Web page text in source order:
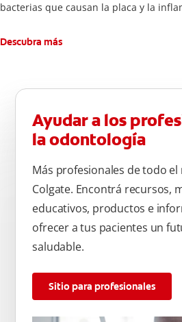
bacterias que causan la placa y la
Descubra más
Ayudar a los
la odontología
Más profesionales de todo
Colgate. Encontrá recursos,
educativos, productos e
ofrecer a tus pacientes un
saludable.
Sitio para profesionales